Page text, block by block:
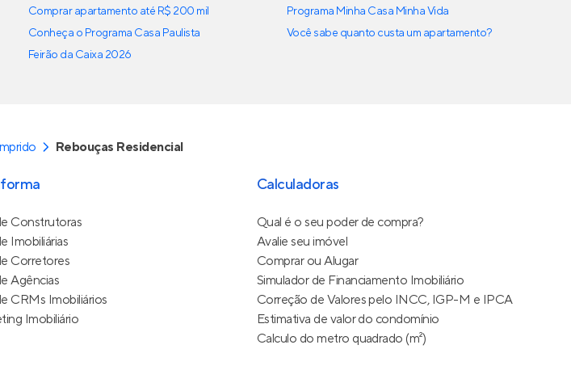
Comprar apartamento até R$ 200 mil
Conheça o Programa Casa Paulista
Feirão da Caixa 2026
Programa Minha Casa Minha Vida
Você sabe quanto custa um apartamento?
Rebouças Residencial
Construtoras
Imobiliárias
Corretores
Agências
CRMs Imobiliários
Imobiliário
Calculadoras
Qual é o seu poder de compra?
Avalie seu imóvel
Comprar ou Alugar
Simulador de Financiamento Imobiliário
Correção de Valores pelo INCC, IGP-M e IPCA
Estimativa de valor do condomínio
Calculo do metro quadrado (m²)